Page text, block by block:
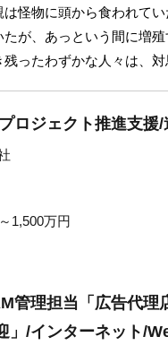
は怪物に頭から食われて
が、あっという間に増
ったわずかな人々は、
ロジェクト推進支
1,500万円
管理担当「広告代
」/インターネット/